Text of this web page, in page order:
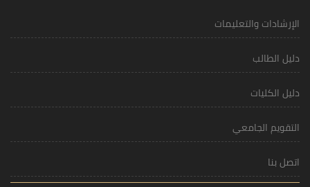
الإرشادات والتعليمات
دليل الطالب
دليل الكليات
التقويم الجامعي
اتصل بنا